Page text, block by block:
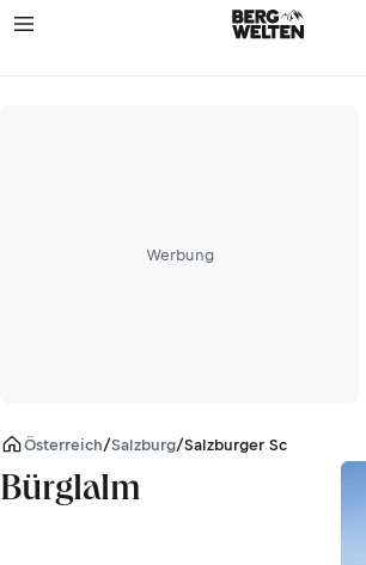
Werbung
Österreich/Salzburg/Salzburger Schieferalpen
Bürglalm